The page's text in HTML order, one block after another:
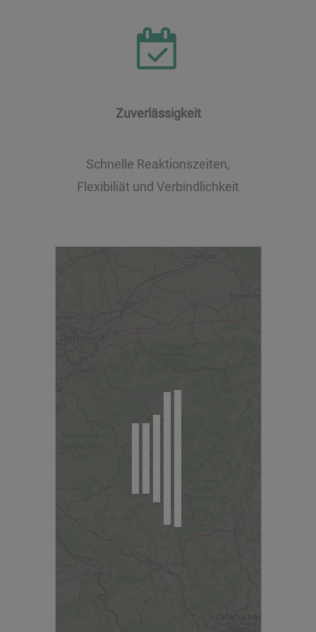
Zuverlässigkeit
Schnelle Reaktionszeiten,
Flexibiliät und Verbindlichkeit